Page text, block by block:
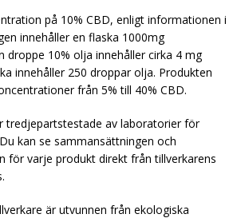
på 10% CBD, enligt informationen i
innehåller en flaska 1000mg
droppe 10% olja innehåller cirka 4 mg
innehåller 250 droppar olja. Produkten
från 5% till 40% CBD.
tredjepartstestade av laboratorier för
kan se sammansättningen och
för varje produkt direkt från tillverkarens
är utvunnen från ekologiska